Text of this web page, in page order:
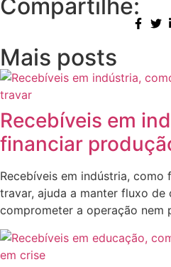
Compartilhe:
Mais posts
Recebíveis em
financiar
Recebíveis em indústria, como
travar, ajuda a manter fluxo de
comprometer a operação nem